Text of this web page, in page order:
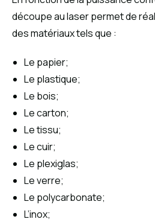
découpe au laser permet de
des matériaux tels que :
Le papier;
Le plastique;
Le bois;
Le carton;
Le tissu;
Le cuir;
Le plexiglas;
Le verre;
Le polycarbonate;
L’inox;